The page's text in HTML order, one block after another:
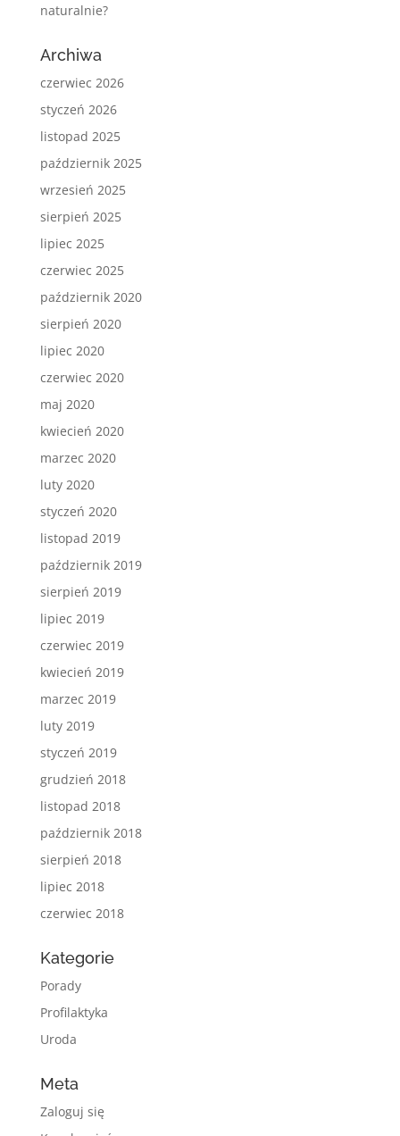
naturalnie?
Archiwa
czerwiec 2026
styczeń 2026
listopad 2025
październik 2025
wrzesień 2025
sierpień 2025
lipiec 2025
czerwiec 2025
październik 2020
sierpień 2020
lipiec 2020
czerwiec 2020
maj 2020
kwiecień 2020
marzec 2020
luty 2020
styczeń 2020
listopad 2019
październik 2019
sierpień 2019
lipiec 2019
czerwiec 2019
kwiecień 2019
marzec 2019
luty 2019
styczeń 2019
grudzień 2018
listopad 2018
październik 2018
sierpień 2018
lipiec 2018
czerwiec 2018
Kategorie
Porady
Profilaktyka
Uroda
Meta
Zaloguj się